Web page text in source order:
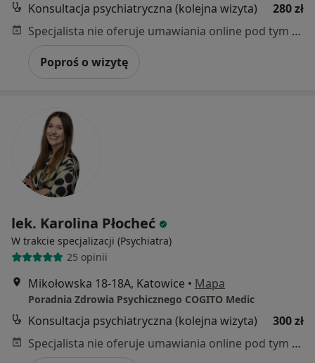
Konsultacja psychiatryczna (kolejna wizyta)
280 zł
Specjalista nie oferuje umawiania online pod tym adresem.
Poproś o wizytę
lek. Karolina Płocheć
W trakcie specjalizacji (Psychiatra)
25 opinii
Mikołowska 18-18A, Katowice • Mapa
Poradnia Zdrowia Psychicznego COGITO Medic
Konsultacja psychiatryczna (kolejna wizyta)
300 zł
Specjalista nie oferuje umawiania online pod tym adresem.